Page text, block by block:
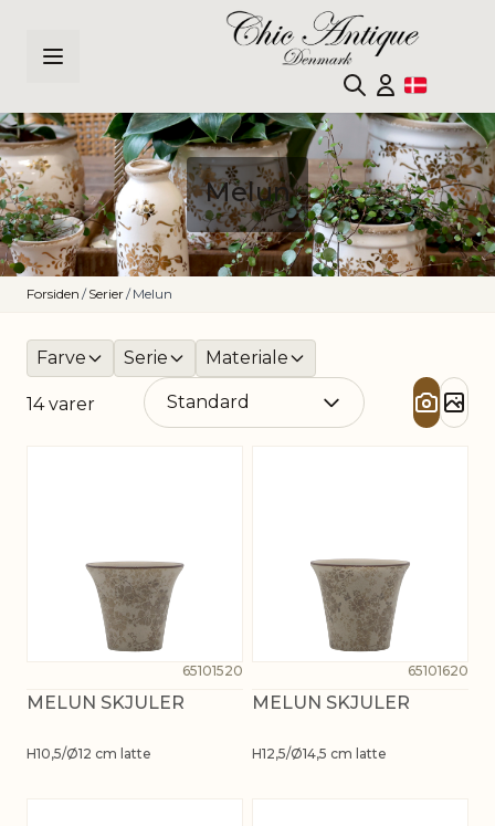
Melun
Forsiden / Serier/ Melun
Farve Serie Materiale
14varer
65101520
MELUN SKJULER
H10,5/Ø12 cm latte
65101620
MELUN SKJULER
H12,5/Ø14,5 cm latte